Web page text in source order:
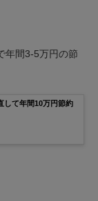
年間3-5万円の節
して年間10万円節約